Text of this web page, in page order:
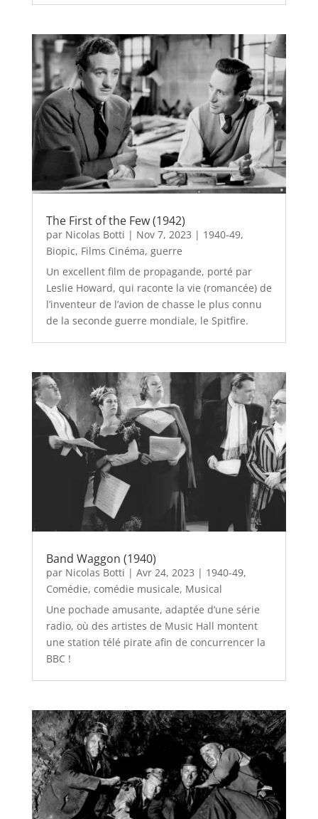
The First of the Few (1942)
par Nicolas Botti | Nov 7, 2023 | 1940-49,
Biopic, Films Cinéma, guerre
Un excellent film de propagande, porté par
Leslie Howard, qui raconte la vie (romancée) de
l’inventeur de l’avion de chasse le plus connu
de la seconde guerre mondiale, le Spitfire.
Band Waggon (1940)
par Nicolas Botti | Avr 24, 2023 | 1940-49,
Comédie, comédie musicale, Musical
Une pochade amusante, adaptée d’une série
radio, où des artistes de Music Hall montent
une station télé pirate afin de concurrencer la
BBC !